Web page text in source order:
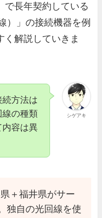
で長年契約している
）」の接続機器を例
く解説していきま
シゲアキ
続方法は
線の種類
内容は異
＋福井県がサー
独自の光回線を使